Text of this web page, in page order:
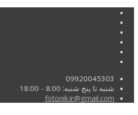
09920045303
شنبه تا پنج شنبه: 8:00 - 18:00
fotonik.ir@gmail.com